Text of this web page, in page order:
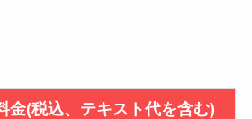
金(税込、テキスト代を含む)